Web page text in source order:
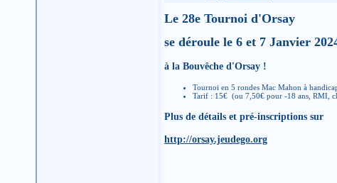
Le 28e Tournoi d'Orsay
se déroule le 6 et 7 Janvier
à la Bouvêche d'Orsay !
Tournoi en 5 rondes Mac Mahon à
Tarif : 15€ (ou 7,50€ pour -18 ans, RMI,
Plus de détails et pré-inscriptions sur
http://orsay.jeudego.org